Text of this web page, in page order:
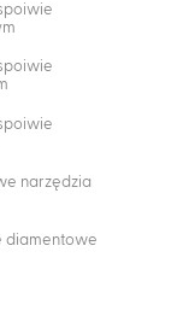
narzędzia
diamentowe